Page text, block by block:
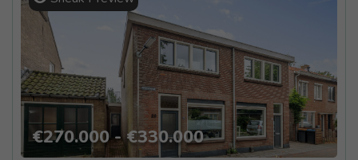
€270.000 - €330.000